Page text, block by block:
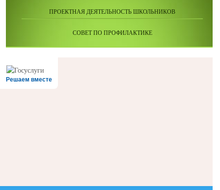
ПРОЕКТНАЯ ДЕЯТЕЛЬНОСТЬ ШКОЛЬНИКОВ
СОВЕТ ПО ПРОФИЛАКТИКЕ
Решаем вместе